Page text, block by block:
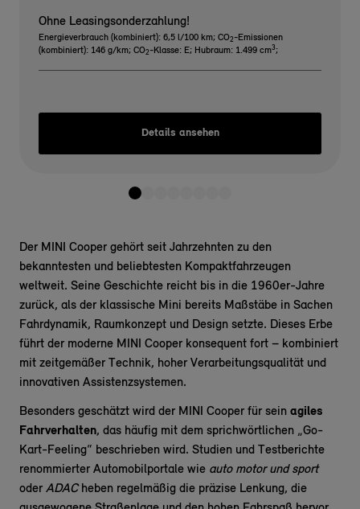
Ohne Leasingsonderzahlung!
Energieverbrauch (kombiniert): 6,5 l/100 km; CO2 -Emissionen
(kombiniert): 146 g/km; CO2 -Klasse: E; Hubraum: 1.499 cm3;
Details ansehen
Der MINI Cooper gehört seit Jahrzehnten zu den
bekanntesten und beliebtesten Kompaktfahrzeugen
weltweit. Seine Geschichte reicht bis in die 1960er-Jahre
zurück, als der klassische Mini bereits Maßstäbe in Sachen
Fahrdynamik, Raumkonzept und Design setzte. Dieses Erbe
führt der moderne MINI Cooper konsequent fort – kombiniert
mit zeitgemäßer Technik, hoher Verarbeitungsqualität und
innovativen Assistenzsystemen.
Besonders geschätzt wird der MINI Cooper für sein agiles
Fahrverhalten, das häufig mit dem sprichwörtlichen „Go-
Kart-Feeling“ beschrieben wird. Studien und Testberichte
renommierter Automobilportale wie auto motor und sport
oder ADACheben regelmäßig die präzise Lenkung, die